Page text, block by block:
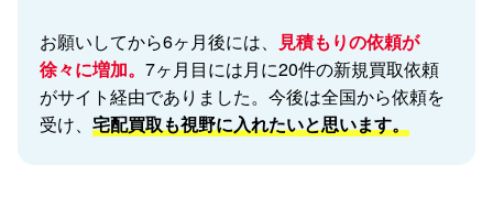
お願いしてから6ヶ月後には、
見積もりの依頼が
徐々に増加。 7ヶ月目には月に20件の新規買取依頼
がサイト経由でありました。今後は全国から依頼を
受け、 宅配買取も視野に入れたいと思います。